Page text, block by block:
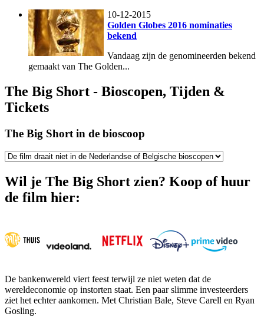
10-12-2015
Golden Globes 2016 nominaties
bekend
Vandaag zijn de genomineerden bekend
gemaakt van The Golden...
The Big Short - Bioscopen, Tijden &
Tickets
The Big Short in de bioscoop
Wil je The Big Short zien? Koop of huur
de film hier:
De bankenwereld viert feest terwijl ze niet weten dat de
wereldeconomie op instorten staat. Een paar slimme investeerders
ziet het echter aankomen. Met Christian Bale, Steve Carell en Ryan
Gosling.